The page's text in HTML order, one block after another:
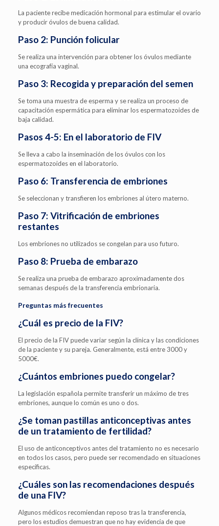
La paciente recibe medicación hormonal para estimular el ovario
y producir óvulos de buena calidad.
Paso 2: Punción folicular
Se realiza una intervención para obtener los óvulos mediante
una ecografía vaginal.
Paso 3: Recogida y preparación del semen
Se toma una muestra de esperma y se realiza un proceso de
capacitación espermática para eliminar los espermatozoides de
baja calidad.
Pasos 4-5: En el laboratorio de FIV
Se lleva a cabo la inseminación de los óvulos con los
espermatozoides en el laboratorio.
Paso 6: Transferencia de embriones
Se seleccionan y transfieren los embriones al útero materno.
Paso 7: Vitrificación de embriones
restantes
Los embriones no utilizados se congelan para uso futuro.
Paso 8: Prueba de embarazo
Se realiza una prueba de embarazo aproximadamente dos
semanas después de la transferencia embrionaria.
Preguntas más frecuentes
¿Cuál es precio de la FIV?
El precio de la FIV puede variar según la clínica y las condiciones
de la paciente y su pareja. Generalmente, está entre 3000 y
5000€.
¿Cuántos embriones puedo congelar?
La legislación española permite transferir un máximo de tres
embriones, aunque lo común es uno o dos.
¿Se toman pastillas anticonceptivas antes
de un tratamiento de fertilidad?
El uso de anticonceptivos antes del tratamiento no es necesario
en todos los casos, pero puede ser recomendado en situaciones
específicas.
¿Cuáles son las recomendaciones después
de una FIV?
Algunos médicos recomiendan reposo tras la transferencia,
pero los estudios demuestran que no hay evidencia de que